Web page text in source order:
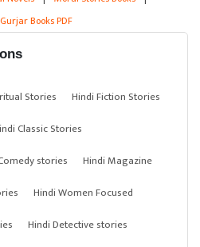
Books PDF
Stories
Hindi Fiction Stories
Classic Stories
stories
Hindi Magazine
Hindi Women Focused
Hindi Detective stories